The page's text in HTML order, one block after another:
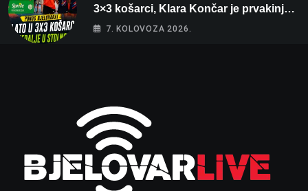
3×3 košarci, Klara Končar je prvakinja
Hrvatske u stolnom tenisu!
7. KOLOVOZA 2026.